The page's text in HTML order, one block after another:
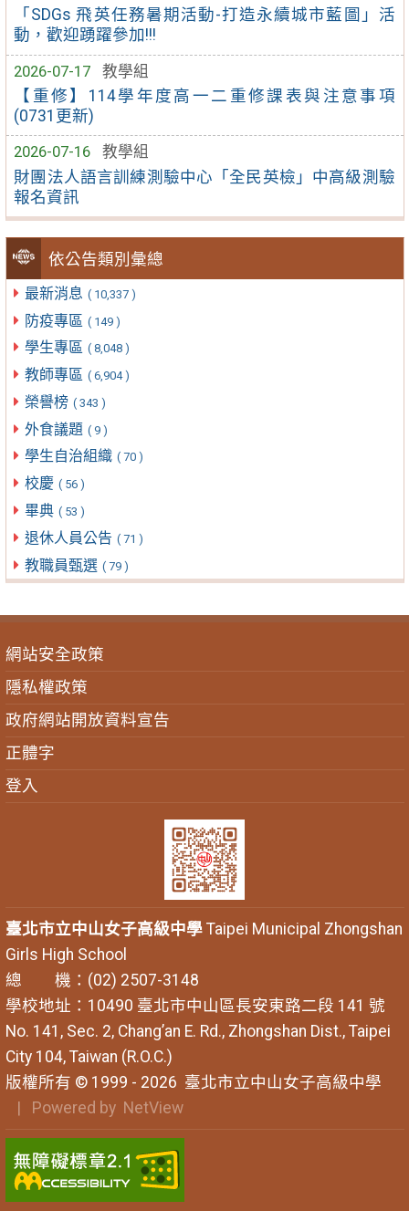
「SDGs 飛英任務暑期活動-打造永續城市藍圖」活
動，歡迎踴躍參加!!!
2026-07-17
教學組
【重修】114學年度高一二重修課表與注意事項
(0731更新)
2026-07-16
教學組
財團法人語言訓練測驗中心「全民英檢」中高級測驗
報名資訊
依公告類別彙總
最新消息 ( 10,337 )
防疫專區 ( 149 )
學生專區 ( 8,048 )
教師專區 ( 6,904 )
榮譽榜 ( 343 )
外食議題 ( 9 )
學生自治組織 ( 70 )
校慶 ( 56 )
畢典 ( 53 )
退休人員公告 ( 71 )
教職員甄選 ( 79 )
網站安全政策
隱私權政策
政府網站開放資料宣告
正體字
登入
臺北市立中山女子高級中學Taipei Municipal Zhongshan
Girls High School
總 機：(02) 2507-3148
學校地址：10490 臺北市中山區長安東路二段 141 號
No. 141, Sec. 2, Chang’an E. Rd., Zhongshan Dist., Taipei
City 104, Taiwan (R.O.C.)
版權所有 © 1999 - 2026 臺北市立中山女子高級中學
| Powered by NetView